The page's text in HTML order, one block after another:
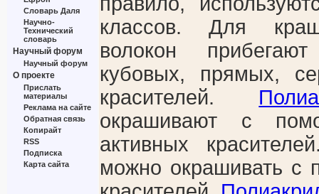
Словарь Даля
Научно-
Технический
словарь
Научный форум
Научный форум
О проекте
Прислать
материалы
Реклама на сайте
Обратная связь
Копирайт
RSS
Подписка
Карта сайта
классов. Для
волокон
кубовых, прямых,
красителей.
окрашивают с
активных
можно окрашивать с